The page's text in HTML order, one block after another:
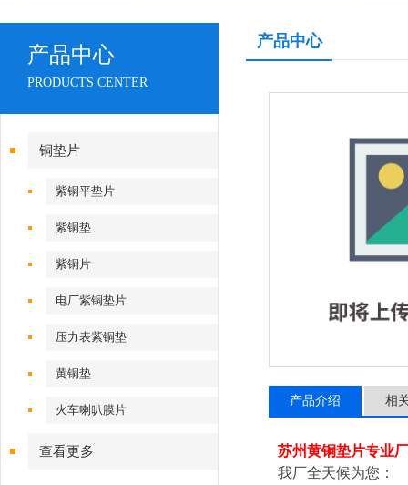
产品中心
PRODUCTS CENTER
铜垫片
紫铜平垫片
紫铜垫
紫铜片
电厂紫铜垫片
压力表紫铜垫
黄铜垫
火车喇叭膜片
查看更多
产品中心
产品介绍 相
苏州黄铜垫片专业
我厂全天候为您：